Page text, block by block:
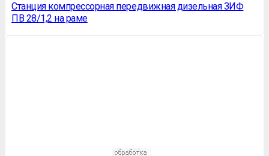
Станция компрессорная передвижная дизельная ЗИФ
ПВ 28/1,2 на раме